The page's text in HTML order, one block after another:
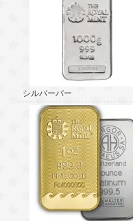
シルバーバー